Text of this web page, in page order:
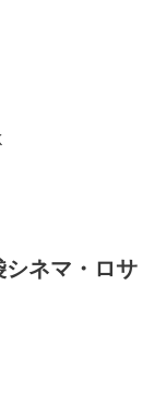
ネマ・ロサ